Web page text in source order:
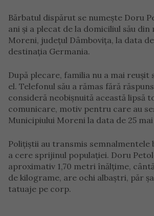
Bărbatul dispărut se numește Doru
ani și a plecat de la domiciliul său din
Moreni, județul Dâmbovița, la data
destinația Germania.
După plecare, familia nu a mai reușit
el. Telefonul său a rămas fără
consideră neobișnuită această lipsă
comunicare, motiv pentru care au
Municipiului Moreni la data de 25 mai
Polițiștii au transmis semnalmentele
a cere sprijinul populației. Doru
aproximativ 1,70 metri înălțime,
de kilograme, are ochi albaștri, păr
tatuaje pe corp.